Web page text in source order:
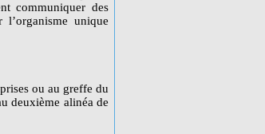
communiquer des
unique
ou au greffe du
deuxième alinéa de